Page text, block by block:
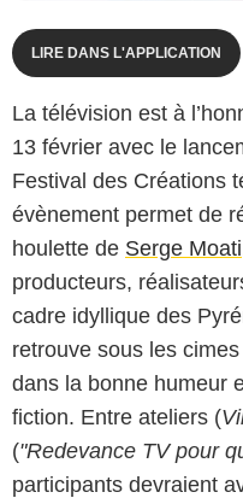
LIRE DANS L'APPLICATION
La télévision est à
13 février avec le
Festival des Créations
évènement permet de
houlette de Serge Moati
producteurs,
cadre idyllique des
retrouve sous les
dans la bonne humeur
fiction. Entre ateliers (
("Redevance TV pour
participants devraient